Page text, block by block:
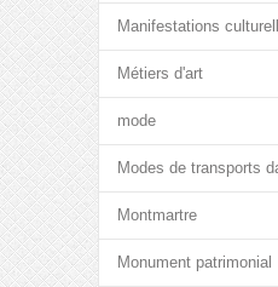
Manifestations
Métiers d'art
mode
Modes de transports
Montmartre
Monument patrimonial